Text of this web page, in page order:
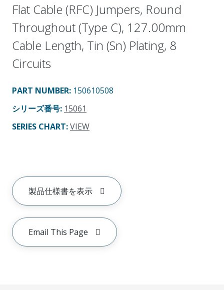
Flat Cable (RFC) Jumpers, Round
Throughout (Type C), 127.00mm
Cable Length, Tin (Sn) Plating, 8
Circuits
PART NUMBER: 150610508
シリーズ番号: 15061
SERIES CHART:VIEW
製品仕様書を表示
Email This Page